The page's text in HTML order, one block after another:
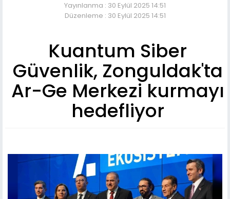
Yayınlanma : 30 Eylül 2025 14:51
Düzenleme : 30 Eylül 2025 14:51
Kuantum Siber
Güvenlik, Zonguldak'ta
Ar-Ge Merkezi kurmayı
hedefliyor